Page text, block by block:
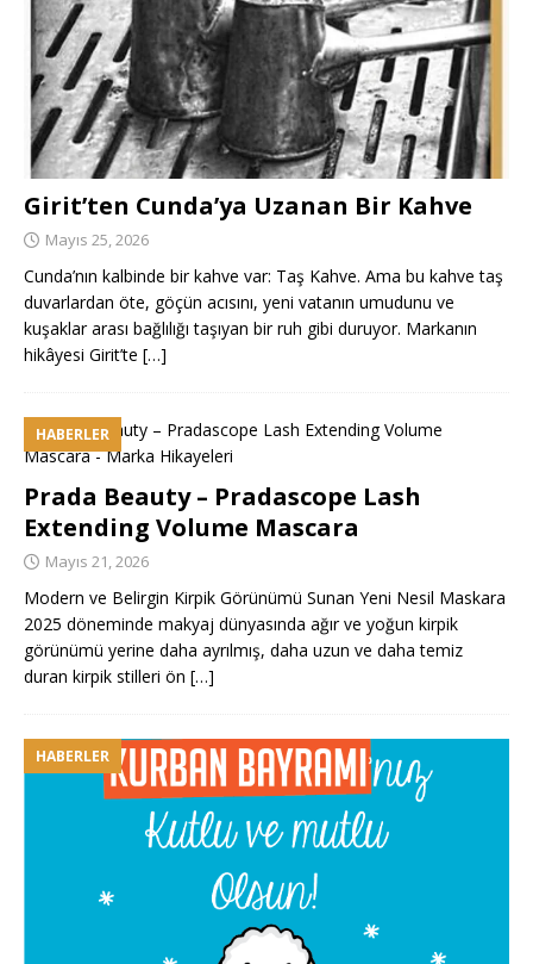
Girit’ten Cunda’ya Uzanan Bir Kahve
Mayıs 25, 2026
Cunda’nın kalbinde bir kahve var: Taş Kahve. Ama bu kahve taş
duvarlardan öte, göçün acısını, yeni vatanın umudunu ve
kuşaklar arası bağlılığı taşıyan bir ruh gibi duruyor. Markanın
hikâyesi Girit’te […]
HABERLER
Prada Beauty – Pradascope Lash
Extending Volume Mascara
Mayıs 21, 2026
Modern ve Belirgin Kirpik Görünümü Sunan Yeni Nesil Maskara
2025 döneminde makyaj dünyasında ağır ve yoğun kirpik
görünümü yerine daha ayrılmış, daha uzun ve daha temiz
duran kirpik stilleri ön […]
HABERLER